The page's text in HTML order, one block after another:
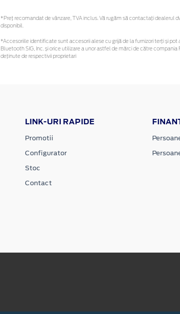
*Preţ recomandat de vânzare, TVA inclus. Vă rugăm să contactaţi dealerul
disponibil.
*Accesoriile identificate sunt accesorii alese cu grijă de la furnizori terți și
Bluetooth SIG, Inc. și orice utilizare a unor astfel de mărci de către
deținute de respectivii proprietari
LINK-URI RAPIDE
Promotii
Configurator
Stoc
Contact